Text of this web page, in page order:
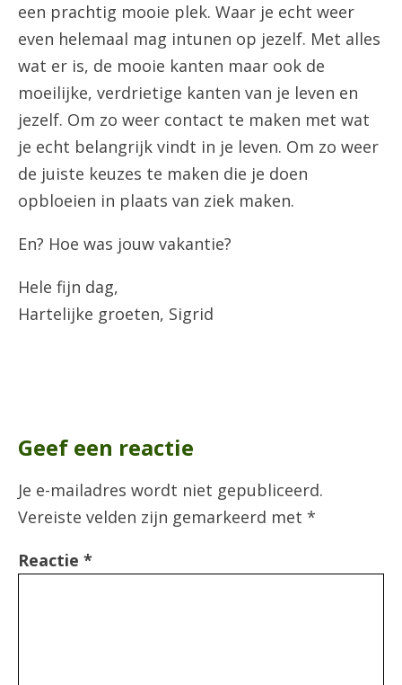
een prachtig mooie plek. Waar je echt weer
even helemaal mag intunen op jezelf. Met alles
wat er is, de mooie kanten maar ook de
moeilijke, verdrietige kanten van je leven en
jezelf. Om zo weer contact te maken met wat
je echt belangrijk vindt in je leven. Om zo weer
de juiste keuzes te maken die je doen
opbloeien in plaats van ziek maken.
En? Hoe was jouw vakantie?
Hele fijn dag,
Hartelijke groeten, Sigrid
Geef een reactie
Je e-mailadres wordt niet gepubliceerd.
Vereiste velden zijn gemarkeerd met *
Reactie *